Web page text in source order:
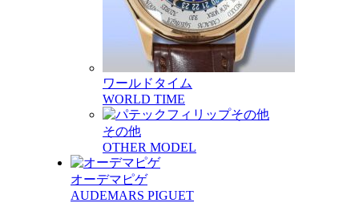
ワールドタイム
WORLD TIME
その他
OTHER MODEL
オーデマピゲ
AUDEMARS PIGUET